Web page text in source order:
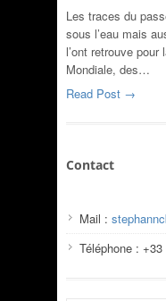
Les traces du
sous l’eau mais
l’ont retrouve
Mondiale, des…
Read Post →
Contact
Mail :
Téléphone :